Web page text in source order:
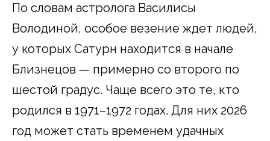
По словам астролога Василисы
Володиной, особое везение ждет людей,
у которых Сатурн находится в начале
Близнецов — примерно со второго по
шестой градус. Чаще всего это те, кто
родился в 1971–1972 годах. Для них 2026
год может стать временем удачных